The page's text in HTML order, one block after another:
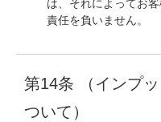
は、それによってお
責任を負いません。
第14条 （インプ
ついて）